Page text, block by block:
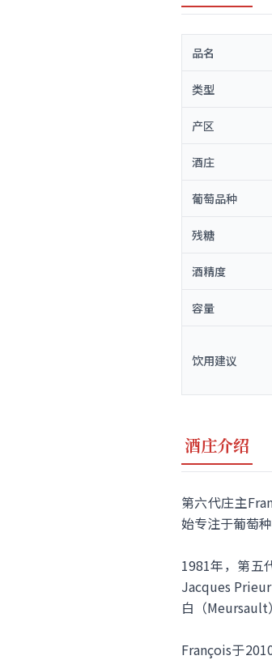
品名
类型
产区
酒庄
葡萄品种
残糖
酒精度
容量
饮用建议
酒庄介绍
第六代庄主
始专注于葡萄
1981年，第五
Jacques
白（Meursault
François于